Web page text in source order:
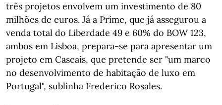
três projetos envolvem um investimento de 80
milhões de euros. Já a Príme, que já assegurou a
venda total do Liberdade 49 e 60% do BOW 123,
ambos em Lisboa, prepara-se para apresentar um
projeto em Cascais, que pretende ser "um marco
no desenvolvimento de habitação de luxo em
Portugal", sublinha Frederico Rosales.